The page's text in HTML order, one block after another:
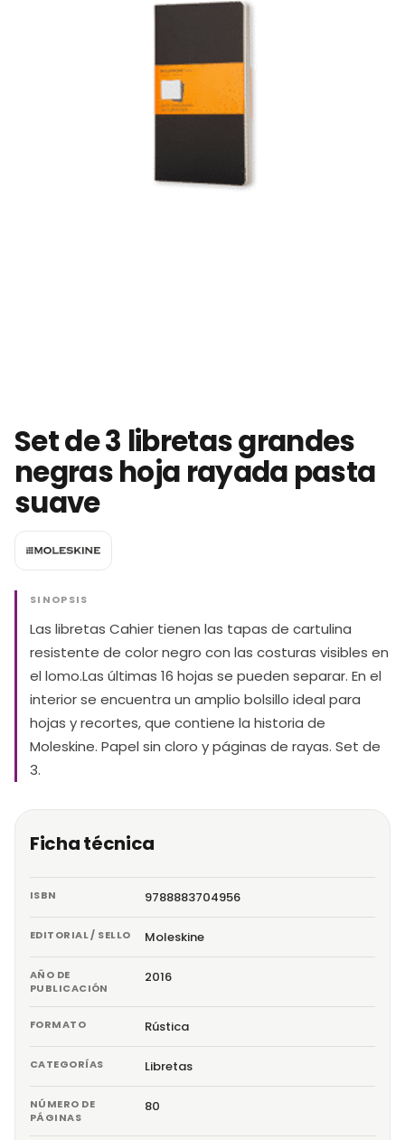
Set de 3 libretas grandes
negras hoja rayada pasta
suave
SINOPSIS
Las libretas Cahier tienen las tapas de cartulina
resistente de color negro con las costuras visibles en
el lomo.Las últimas 16 hojas se pueden separar. En el
interior se encuentra un amplio bolsillo ideal para
hojas y recortes, que contiene la historia de
Moleskine. Papel sin cloro y páginas de rayas. Set de
3.
Ficha técnica
ISBN 9788883704956
EDITORIAL / SELLO Moleskine
AÑO DE
PUBLICACIÓN
2016
FORMATO Rústica
CATEGORÍAS Libretas
NÚMERO DE
PÁGINAS
80